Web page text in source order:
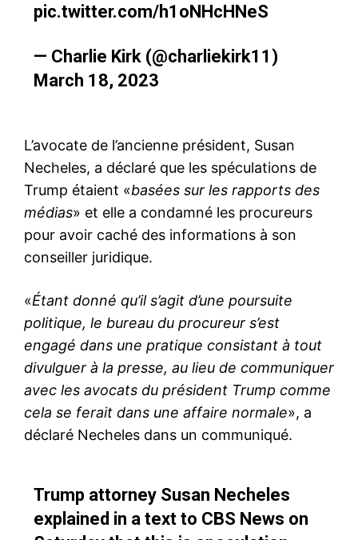
pic.twitter.com/h1oNHcHNeS
— Charlie Kirk (@charliekirk11)
March 18, 2023
L’avocate de l’ancienne président, Susan
Necheles, a déclaré que les spéculations de
Trump étaient «basées sur les rapports des
médias» et elle a condamné les procureurs
pour avoir caché des informations à son
conseiller juridique.
«Étant donné qu’il s’agit d’une poursuite
politique, le bureau du procureur s’est
engagé dans une pratique consistant à tout
divulguer à la presse, au lieu de communiquer
avec les avocats du président Trump comme
cela se ferait dans une affaire normale», a
déclaré Necheles dans un communiqué.
Trump attorney Susan Necheles
explained in a text to CBS News on